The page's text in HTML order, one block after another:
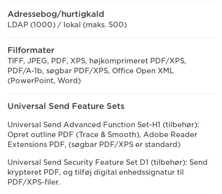
Adressebog/hurtigkald
LDAP (1000) / lokal (maks. 500)
Filformater
TIFF, JPEG, PDF, XPS, højkomprimeret PDF/XPS,
PDF/A-1b, søgbar PDF/XPS, Office Open XML
(PowerPoint, Word)
Universal Send Feature Sets
Universal Send Advanced Function Set-H1 (tilbehør):
Opret outline PDF (Trace & Smooth), Adobe Reader
Extensions PDF, (søgbar PDF/XPS er standard)
Universal Send Security Feature Set D1 (tilbehør): Send
krypteret PDF, og tilføj digital enhedssignatur til
PDF/XPS-filer.